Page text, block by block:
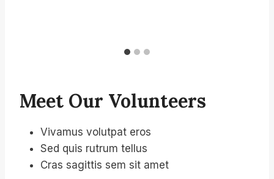
Meet Our Volunteers
Vivamus volutpat eros
Sed quis rutrum tellus
Cras sagittis sem sit amet